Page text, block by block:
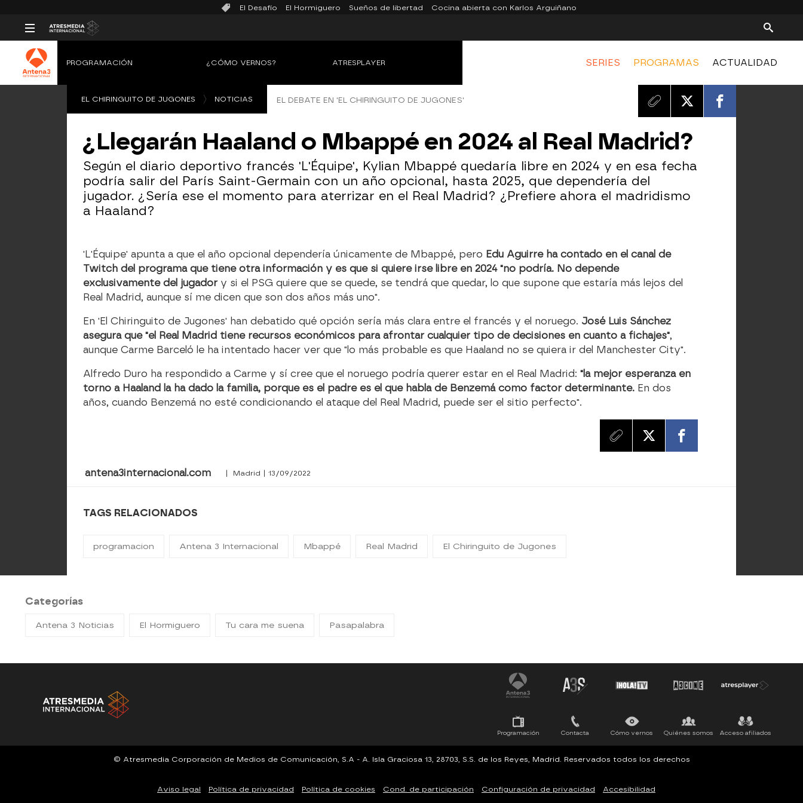
El Desafío El Hormiguero Sueños de libertad Cocina abierta con Karlos Arguiñano
SERIES PROGRAMAS ACTUALIDAD
PROGRAMACIÓN ¿CÓMO VERNOS? ATRESPLAYER
EL CHIRINGUITO DE JUGONES NOTICIAS EL DEBATE EN 'EL CHIRINGUITO DE JUGONES'
¿Llegarán Haaland o Mbappé en 2024 al Real Madrid?
Según el diario deportivo francés 'L'Équipe', Kylian Mbappé quedaría libre en 2024 y en esa fecha
podría salir del París Saint-Germain con un año opcional, hasta 2025, que dependería del
jugador. ¿Sería ese el momento para aterrizar en el Real Madrid? ¿Prefiere ahora el madridismo
a Haaland?
'L'Équipe' apunta a que el año opcional dependería únicamente de Mbappé, pero Edu Aguirre ha contado en el canal de
Twitch del programa que tiene otra información y es que si quiere irse libre en 2024 "no podría. No depende
exclusivamente del jugador y si el PSG quiere que se quede, se tendrá que quedar, lo que supone que estaría más lejos del
Real Madrid, aunque sí me dicen que son dos años más uno".
En 'El Chiringuito de Jugones' han debatido qué opción sería más clara entre el francés y el noruego. José Luis Sánchez
asegura que "el Real Madrid tiene recursos económicos para afrontar cualquier tipo de decisiones en cuanto a fichajes",
aunque Carme Barceló le ha intentado hacer ver que "lo más probable es que Haaland no se quiera ir del Manchester City".
Alfredo Duro ha respondido a Carme y sí cree que el noruego podría querer estar en el Real Madrid:"la mejor esperanza en
torno a Haaland la ha dado la familia, porque es el padre es el que habla de Benzemá como factor determinante. En dos
años, cuando Benzemá no esté condicionando el ataque del Real Madrid, puede ser el sitio perfecto".
antena3internacional.com | Madrid | 13/09/2022
TAGS RELACIONADOS
programacion Antena 3 Internacional Mbappé Real Madrid El Chiringuito de Jugones
Categorías
Antena 3 Noticias El Hormiguero Tu cara me suena Pasapalabra
Programación Contacta Cómo vernos Quiénes somos Acceso afiliados
© Atresmedia Corporación de Medios de Comunicación, S.A - A. Isla Graciosa 13, 28703, S.S. de los Reyes, Madrid. Reservados todos los derechos
Aviso legal Política de privacidad Política de cookies Cond. de participación Configuración de privacidad Accesibilidad